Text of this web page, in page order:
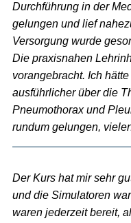
Durchführung in der
gelungen und lief
Versorgung wurde
Die praxisnahen
vorangebracht. Ich
ausführlicher über die
Pneumothorax und
rundum gelungen,
Der Kurs hat mir sehr
und die Simulatoren
waren jederzeit bereit,